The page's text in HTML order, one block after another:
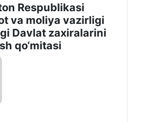
Respublikasi
va moliya vazirligi
Dаvlаt zаxirаlаrini
qo‘mitаsi